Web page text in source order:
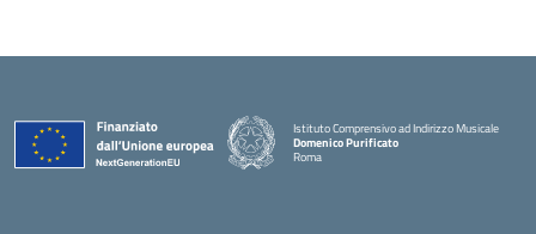
Istituto Comprensivo ad Indirizzo Musicale
Domenico Purificato
Roma